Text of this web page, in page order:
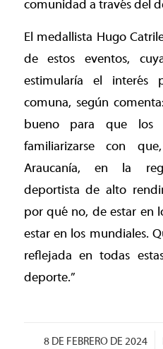
comunidad a través del
El medallista Hugo
de estos eventos,
estimularía el
comuna, según
bueno para que los
familiarizarse con
Araucanía, en la
deportista de alto
por qué no, de estar en
estar en los mundiales.
reflejada en todas
deporte.”
8 DE FEBRERO DE 2024
/